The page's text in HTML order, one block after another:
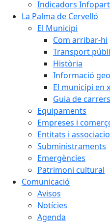
Indicadors
La Palma de Cervelló
El Municipi
Com arribar-hi
Transport
Història
Informació
El municipi en
Guia de
Equipaments
Empreses i
Entitats i
Subministraments
Emergències
Patrimoni cultural
Comunicació
Avisos
Notícies
Agenda